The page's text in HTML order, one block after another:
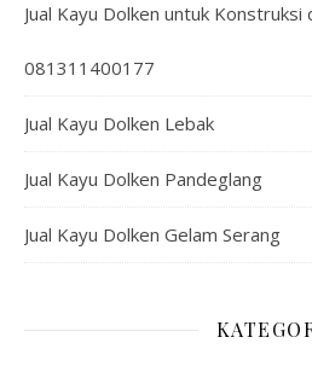
Jual Kayu Dolken untuk
081311400177
Jual Kayu Dolken Lebak
Jual Kayu Dolken Pandeglang
Jual Kayu Dolken Gelam Serang